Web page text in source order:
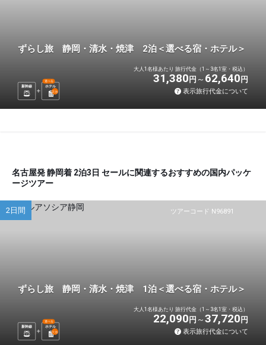
ずらし旅 静岡・清水・焼津 2泊＜選べる宿・ホテル＞
新幹線 ホテル
選べる
2泊
大人1名様あたり 旅行代金（1～3名1室・税込）
31,380円 62,640円
表示旅行代金について
名古屋発 静岡着 2泊3日 セールに関連するおすすめの国内パッケ
ージツアー
ツアーコード N96891
2日間
ずらし旅 静岡・清水・焼津 1泊＜選べる宿・ホテル＞
新幹線 ホテル
選べる
1 泊
大人1名様あたり 旅行代金（1～3名1室・税込）
22,090円 37,720円
表示旅行代金について